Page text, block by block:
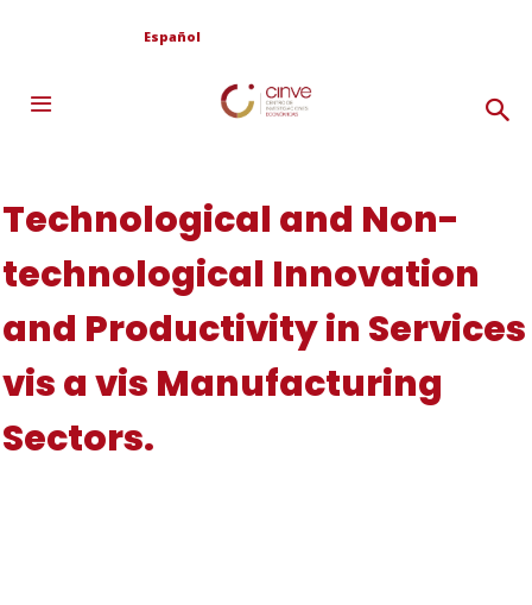
Español
Technological and Non-
technological Innovation
and Productivity in Services
vis a vis Manufacturing
Sectors.